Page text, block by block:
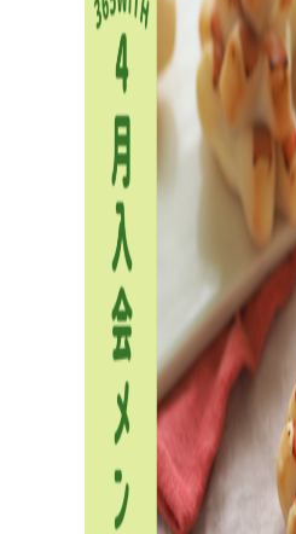
企業様とコラボ案件など
企業様とコラボ案件、飲食店
援施設様向け 防災パンなどの
ンロード資料はこちら。